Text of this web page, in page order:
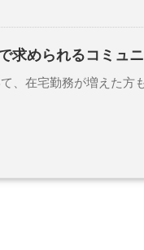
求められるコミュ
、在宅勤務が増えた方